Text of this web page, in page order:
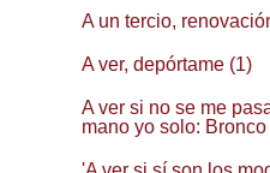
A un tercio,
A ver, depórtame (1)
A ver si no se me
mano yo solo: Bronco